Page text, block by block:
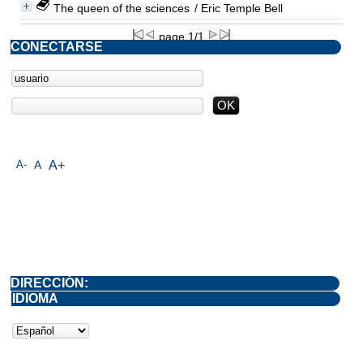
The queen of the sciences / Eric Temple Bell
page 1/1
A- A A+
CONECTARSE
DIRECCIÓN:
IDIOMA